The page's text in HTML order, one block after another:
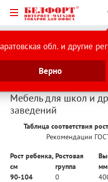
обл. и другие
Верно
Каталог товаров Товары для школы
Мебель для учебных заведений
Мебель для школ и других
Мебель для школ и
заведений
Таблица соответствия
Рекомендации
Рост ребенка,
см
Ростовая
группа
мм
90-104
0